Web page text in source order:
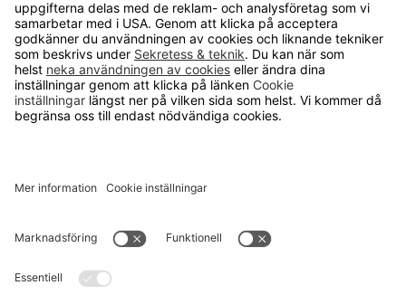
Köpvillkor
Därför ska du välja oss
Lediga jobb
Kvalitets- och miljöpolicy
TELEFON